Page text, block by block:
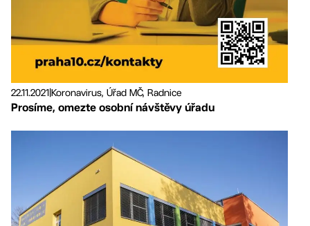
22.11.2021Koronavirus, Úřad MČ, Radnice
Prosíme, omezte osobní návštěvy úřadu